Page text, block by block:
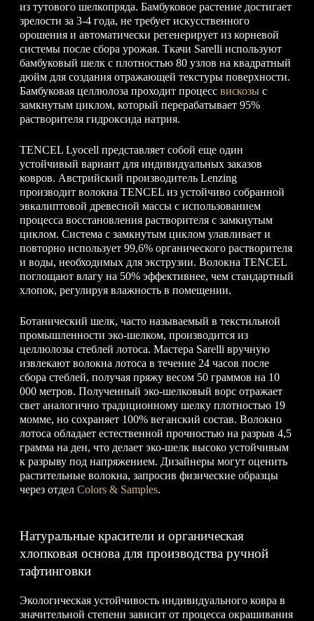
из тутового шелкопряда. Бамбуковое растение достигает
зрелости за 3-4 года, не требует искусственного
орошения и автоматически регенерирует из корневой
системы после сбора урожая. Ткачи Sarelli используют
бамбуковый шелк с плотностью 80 узлов на квадратный
дюйм для создания отражающей текстуры поверхности.
Бамбуковая целлюлоза проходит процессвискозы с
замкнутым циклом, который перерабатывает 95%
растворителя гидроксида натрия.
TENCEL Lyocell представляет собой еще один
устойчивый вариант для индивидуальных заказов
ковров. Австрийский производитель Lenzing
производит волокна TENCEL из устойчиво собранной
эвкалиптовой древесной массы с использованием
процесса восстановления растворителя с замкнутым
циклом. Система с замкнутым циклом улавливает и
повторно использует 99,6% органического растворителя
и воды, необходимых для экструзии. Волокна TENCEL
поглощают влагу на 50% эффективнее, чем стандартный
хлопок, регулируя влажность в помещении.
Ботанический шелк, часто называемый в текстильной
промышленности эко-шелком, производится из
целлюлозы стеблей лотоса. Мастера Sarelli вручную
извлекают волокна лотоса в течение 24 часов после
сбора стеблей, получая пряжу весом 50 граммов на 10
000 метров. Полученный эко-шелковый ворс отражает
свет аналогично традиционному шелку плотностью 19
момме, но сохраняет 100% веганский состав. Волокно
лотоса обладает естественной прочностью на разрыв 4,5
грамма на ден, что делает эко-шелк высоко устойчивым
к разрыву под напряжением. Дизайнеры могут оценить
растительные волокна, запросив физические образцы
через отделColors & Samples.
Натуральные красители и органическая
хлопковая основа для производства ручной
тафтинговки
Экологическая устойчивость индивидуального ковра в
значительной степени зависит от процесса окрашивания